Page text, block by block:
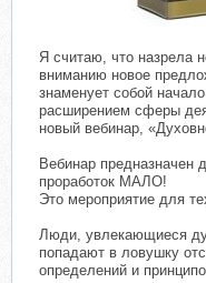
Я считаю, что назрела
вниманию новое
знаменует собой
расширением сферы
новый вебинар,
Вебинар
проработок МАЛО!
Это мероприятие для
Люди, увлекающиеся
попадают в ловушку
определений и